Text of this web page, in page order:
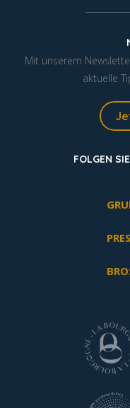
Mit unserem
aktuelle
FOLGEN